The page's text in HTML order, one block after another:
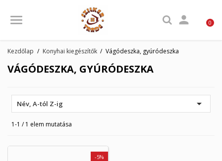
 0
Kezdőlap Konyhai kiegészítők Vágódeszka, gyúródeszka
VÁGÓDESZKA, GYÚRÓDESZKA
Név, A-tól Z-ig 
1-1 / 1 elem mutatása
-5%